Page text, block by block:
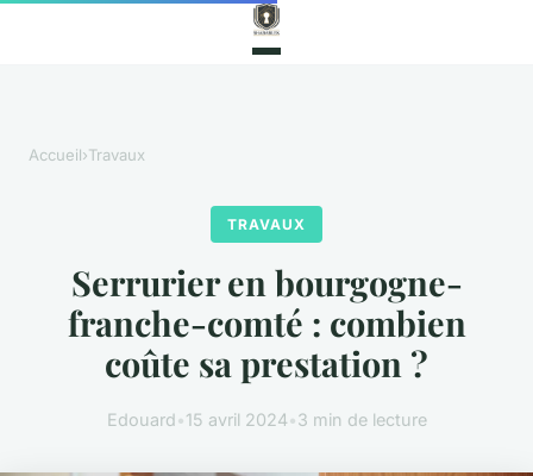
Accueil›Travaux
TRAVAUX
Serrurier en bourgogne-
franche-comté : combien
coûte sa prestation ?
Edouard•15 avril 2024•3 min de lecture